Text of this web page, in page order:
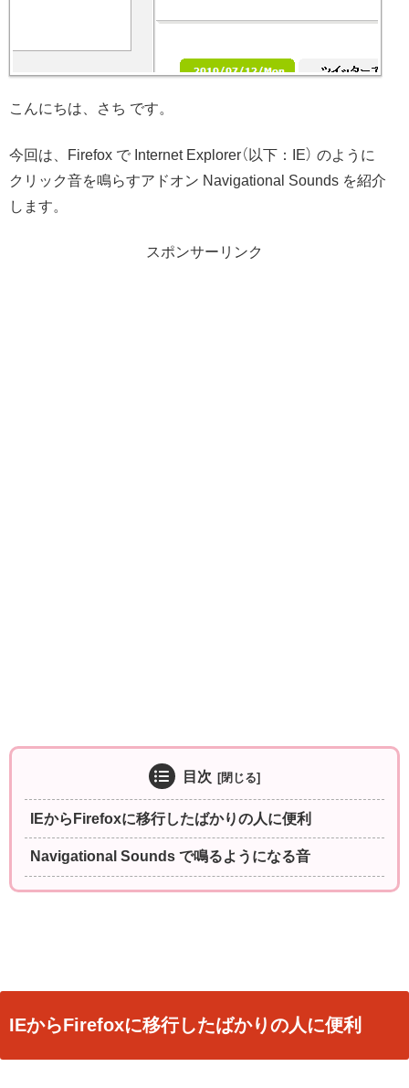
こんにちは、さち です。
今回は、Firefox で Internet Explorer（以下：IE） のように
クリック音を鳴らすアドオン Navigational Sounds を紹介
します。
スポンサーリンク
目次
IEからFirefoxに移行したばかりの人に便利
Navigational Sounds で鳴るようになる音
IEからFirefoxに移行したばかりの人に便利